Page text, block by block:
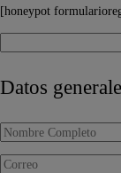
[honeypot
Datos